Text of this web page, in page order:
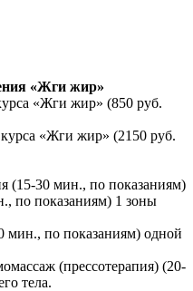
«Жги жир»
«Жги жир» (850 руб.
«Жги жир» (2150 руб.
(15-30 мин., по показаниям)
по показаниям) 1 зоны
по показаниям) одной
(прессотерапия) (20-
тела.